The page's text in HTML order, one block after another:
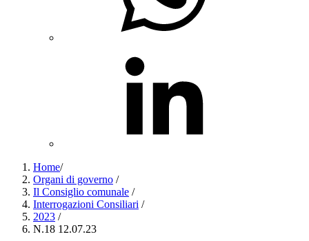
Home/
Organi di governo /
Il Consiglio comunale /
Interrogazioni Consiliari /
2023 /
N.18 12.07.23